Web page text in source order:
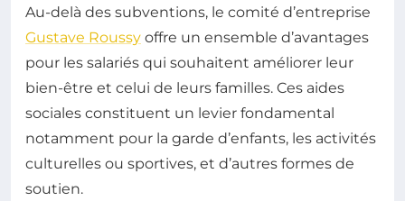
Au-delà des subventions, le comité d’entreprise
Gustave Roussy offre un ensemble d’avantages
pour les salariés qui souhaitent améliorer leur
bien-être et celui de leurs familles. Ces aides
sociales constituent un levier fondamental
notamment pour la garde d’enfants, les activités
culturelles ou sportives, et d’autres formes de
soutien.